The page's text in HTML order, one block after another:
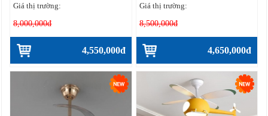
Giá thị trường:
8,000,000đ
4,550,000đ
Giá thị trường:
8,500,000đ
4,650,000đ